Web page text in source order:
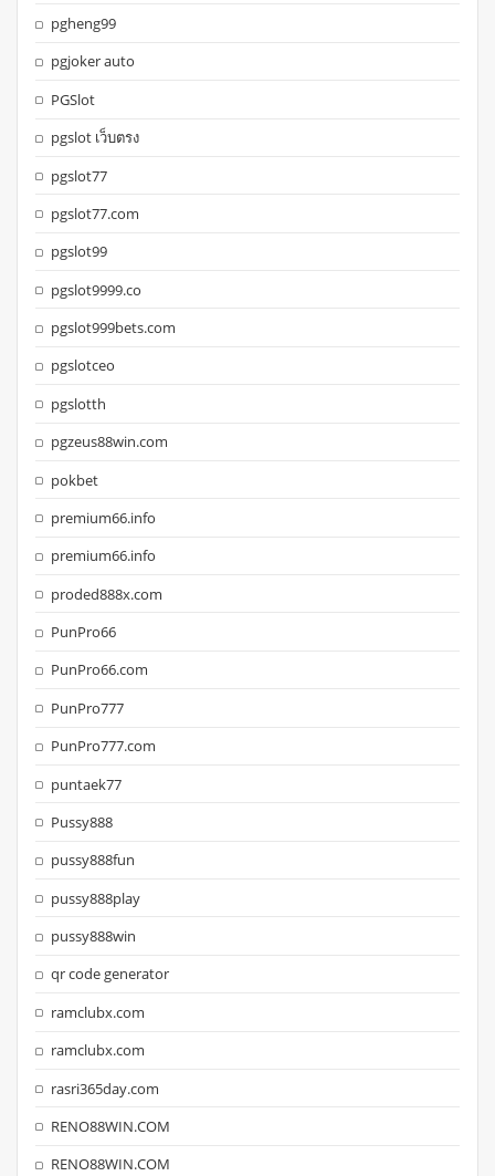
pgheng99
pgjoker auto
PGSlot
pgslot เว็บตรง
pgslot77
pgslot77.com
pgslot99
pgslot9999.co
pgslot999bets.com
pgslotceo
pgslotth
pgzeus88win.com
pokbet
premium66.info
premium66.info
proded888x.com
PunPro66
PunPro66.com
PunPro777
PunPro777.com
puntaek77
Pussy888
pussy888fun
pussy888play
pussy888win
qr code generator
ramclubx.com
ramclubx.com
rasri365day.com
RENO88WIN.COM
RENO88WIN.COM